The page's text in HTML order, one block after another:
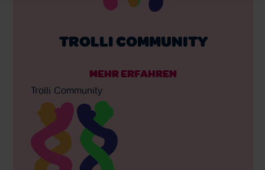
TROLLI COMMUNITY
MEHR ERFAHREN
Trolli Community